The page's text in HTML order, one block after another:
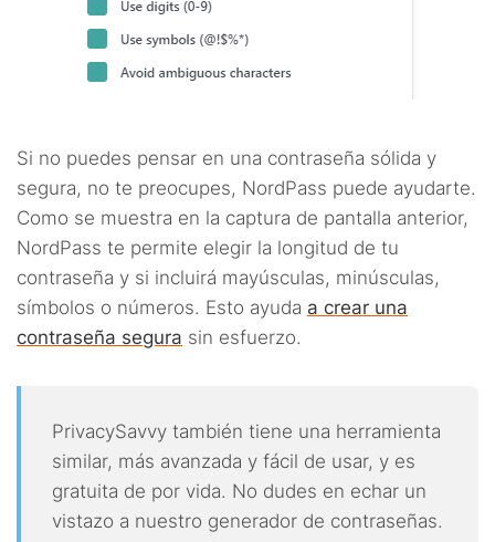
Si no puedes pensar en una contraseña sólida y
segura, no te preocupes, NordPass puede ayudarte.
Como se muestra en la captura de pantalla anterior,
NordPass te permite elegir la longitud de tu
contraseña y si incluirá mayúsculas, minúsculas,
símbolos o números. Esto ayuda a crear una
contraseña segura sin esfuerzo.
PrivacySavvy también tiene una herramienta
similar, más avanzada y fácil de usar, y es
gratuita de por vida. No dudes en echar un
vistazo a nuestro generador de contraseñas.